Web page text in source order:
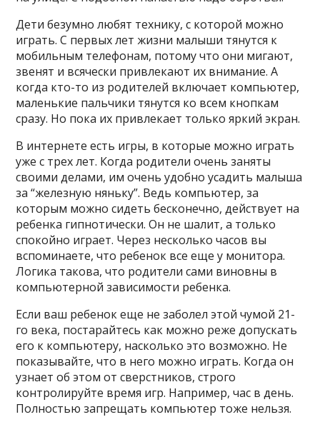
Дети безумно любят технику, с которой можно
играть. С первых лет жизни малыши тянутся к
мобильным телефонам, потому что они мигают,
звенят и всячески привлекают их внимание. А
когда кто-то из родителей включает компьютер,
маленькие пальчики тянутся ко всем кнопкам
сразу. Но пока их привлекает только яркий экран.
В интернете есть игры, в которые можно играть
уже с трех лет. Когда родители очень заняты
своими делами, им очень удобно усадить малыша
за “железную няньку”. Ведь компьютер, за
которым можно сидеть бесконечно, действует на
ребенка гипнотически. Он не шалит, а только
спокойно играет. Через несколько часов вы
вспоминаете, что ребенок все еще у монитора.
Логика такова, что родители сами виновны в
компьютерной зависимости ребенка.
Если ваш ребенок еще не заболел этой чумой 21-
го века, постарайтесь как можно реже допускать
его к компьютеру, насколько это возможно. Не
показывайте, что в него можно играть. Когда он
узнает об этом от сверстников, строго
контролируйте время игр. Например, час в день.
Полностью запрещать компьютер тоже нельзя.